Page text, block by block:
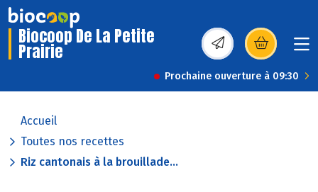
Biocoop De La Petite
Prairie (s’ouvre dans une
Prochaine ouverture à 09:30
Accueil
Toutes nos recettes
Riz cantonais à la brouillade...